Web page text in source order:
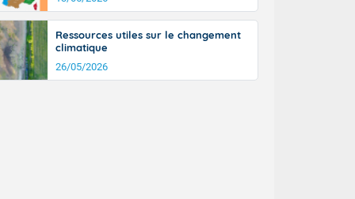
peuvent
nord-
les rafales
et sur le
vallée
Ressources utiles sur le changement
climatique
26/05/2026